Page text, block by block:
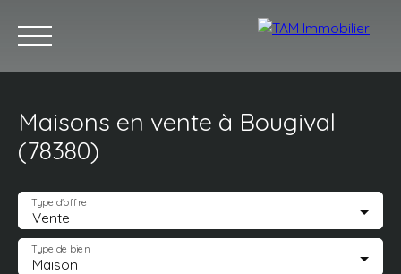
Acheter Louer Vendre Estimez votre bien
Estimation
Maisons en vente à Bougival
(78380)
Vente
Type d'offre
Maison
Type de bien